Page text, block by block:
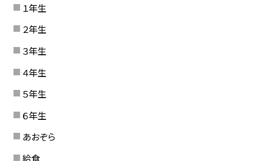
１年生
２年生
３年生
４年生
５年生
６年生
あおぞら
給食